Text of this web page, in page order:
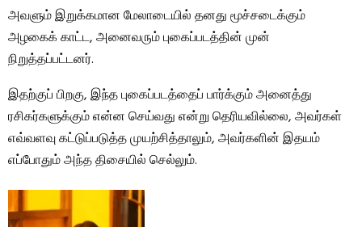
அவளும் இறுக்கமான மேலாடையில் தனது மூச்சடைக்கும்
அழகைக் காட்ட, அனைவரும் புகைப்படத்தின் முன்
நிறுத்தப்பட்டனர்.
இதற்குப் பிறகு, இந்த புகைப்படத்தைப் பார்க்கும் அனைத்து
ரசிகர்களுக்கும் என்ன செய்வது என்று தெரியவில்லை, அவர்கள்
எவ்வளவு கட்டுப்படுத்த முயற்சித்தாலும், அவர்களின் இதயம்
எப்போதும் அந்த திசையில் செல்லும்.